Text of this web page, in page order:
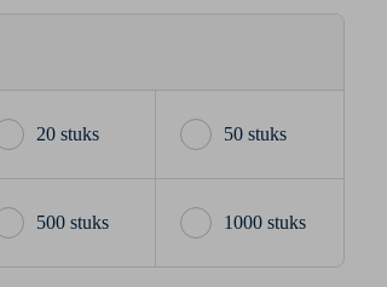
20 stuks 50 stuks
500 stuks 1000 stuks